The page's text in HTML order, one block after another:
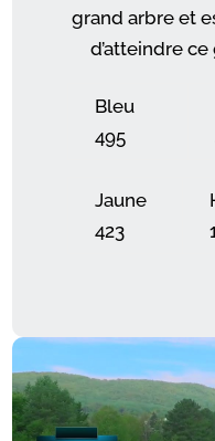
grand arbre et
d’atteindre
Bleu
495
Jaune
423